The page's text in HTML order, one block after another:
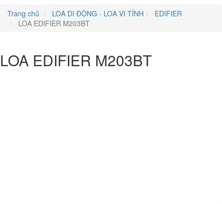
Trang chủ
LOA DI ĐỘNG - LOA VI TÍNH
EDIFIER
LOA EDIFIER M203BT
LOA EDIFIER M203BT